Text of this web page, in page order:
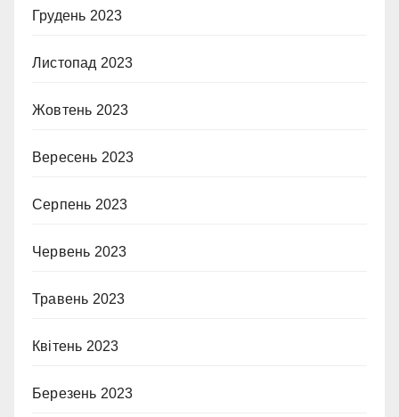
Грудень 2023
Листопад 2023
Жовтень 2023
Вересень 2023
Серпень 2023
Червень 2023
Травень 2023
Квітень 2023
Березень 2023